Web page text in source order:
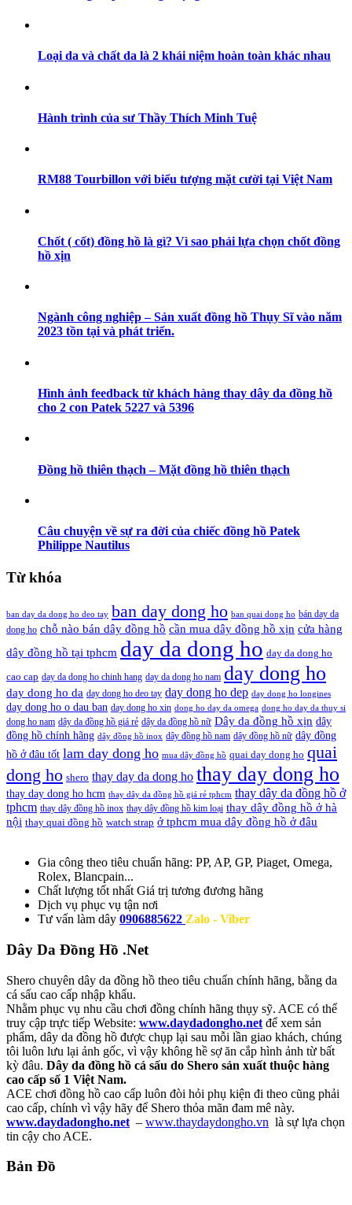
Loại da và chất da là 2 khái niệm hoàn toàn khác nhau
Hành trình của sư Thầy Thích Minh Tuệ
RM88 Tourbillon với biểu tượng mặt cười tại Việt Nam
Chốt ( cốt) đồng hồ là gì? Vì sao phải lựa chọn chốt đồng
hồ xịn
Ngành công nghiệp – Sản xuất đồng hồ Thụy Sĩ vào năm
2023 tồn tại và phát triển.
Hình ảnh feedback từ khách hàng thay dây da đồng hồ
cho 2 con Patek 5227 và 5396
Đồng hồ thiên thạch – Mặt đồng hồ thiên thạch
Câu chuyện về sự ra đời của chiếc đồng hồ Patek
Philippe Nautilus
Từ khóa
ban day da dong ho deo tay ban day dong ho ban quai dong ho bán day da
dong ho chỗ nào bán dây đồng hồ cần mua dây đồng hồ xịn cửa hàng
dây đồng hồ tại tphcm day da dong ho day da dong ho
cao cap day da dong ho chinh hang day da dong ho nam day dong ho
day dong ho da day dong ho deo tay day dong ho dep day dong ho longines
day dong ho o dau ban day dong ho xin dong ho day da omega dong ho day da thuy si
dong ho nam dây da đồng hồ giá rẻ dây da đồng hồ nữ Dây da đồng hồ xịn dây
đồng hồ chính hãng dây đồng hồ inox dây đồng hồ nam dây đồng hồ nữ dây đồng
hồ ở đâu tốt lam day dong ho mua dây đồng hồ quai day dong ho quai
dong ho shero thay day da dong ho thay day dong ho
thay day dong ho hcm thay dây da đồng hồ giá rẻ tphcm thay dây da đồng hồ ở
tphcm thay dây đồng hồ inox thay dây đồng hồ kim loại thay dây đồng hồ ở hà
nội thay quai đồng hồ watch strap ở tphcm mua dây đồng hồ ở đâu
Gia công theo tiêu chuẩn hãng: PP, AP, GP, Piaget, Omega,
Rolex, Blancpain...
Chất lượng tốt nhất Giá trị tương đương hãng
Dịch vụ phục vụ tận nơi
Tư vấn làm dây 0906885622 Zalo - Viber
Dây Da Đồng Hồ .Net
Shero chuyên dây da đồng hồ theo tiêu chuẩn chính hãng, bằng da
cá sấu cao cấp nhập khẩu.
Nhằm phục vụ nhu cầu chơi đồng chính hãng thụy sỹ. ACE có thể
truy cập trực tiếp Website: www.daydadongho.net để xem sản
phẩm, dây da đồng hồ được chụp lại sau mỗi lần giao khách, chúng
tôi luôn lưu lại ảnh gốc, vì vậy không hề sợ ăn cắp hình ảnh từ bất
kỳ đâu. Dây da đồng hồ cá sấu do Shero sản xuất thuộc hàng
cao cấp số 1 Việt Nam.
ACE chơi đồng hồ cao cấp luôn đòi hỏi phụ kiện đi theo cũng phải
cao cấp, chính vì vậy hãy để Shero thỏa mãn đam mê này.
www.daydadongho.net – www.thaydaydongho.vn là sự lựa chọn
tin cậy cho ACE.
Bản Đồ